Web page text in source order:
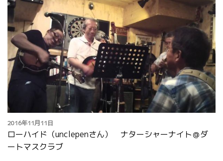
2016年11月11日
ローハイド（unclepenさん） ナターシャーナイト＠ダ
ートマスクラブ